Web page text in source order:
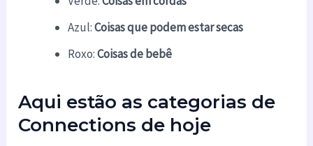
Azul:Coisas que podem estar secas
Roxo:Coisas de bebê
Aqui estão as categorias de
Connections de hoje